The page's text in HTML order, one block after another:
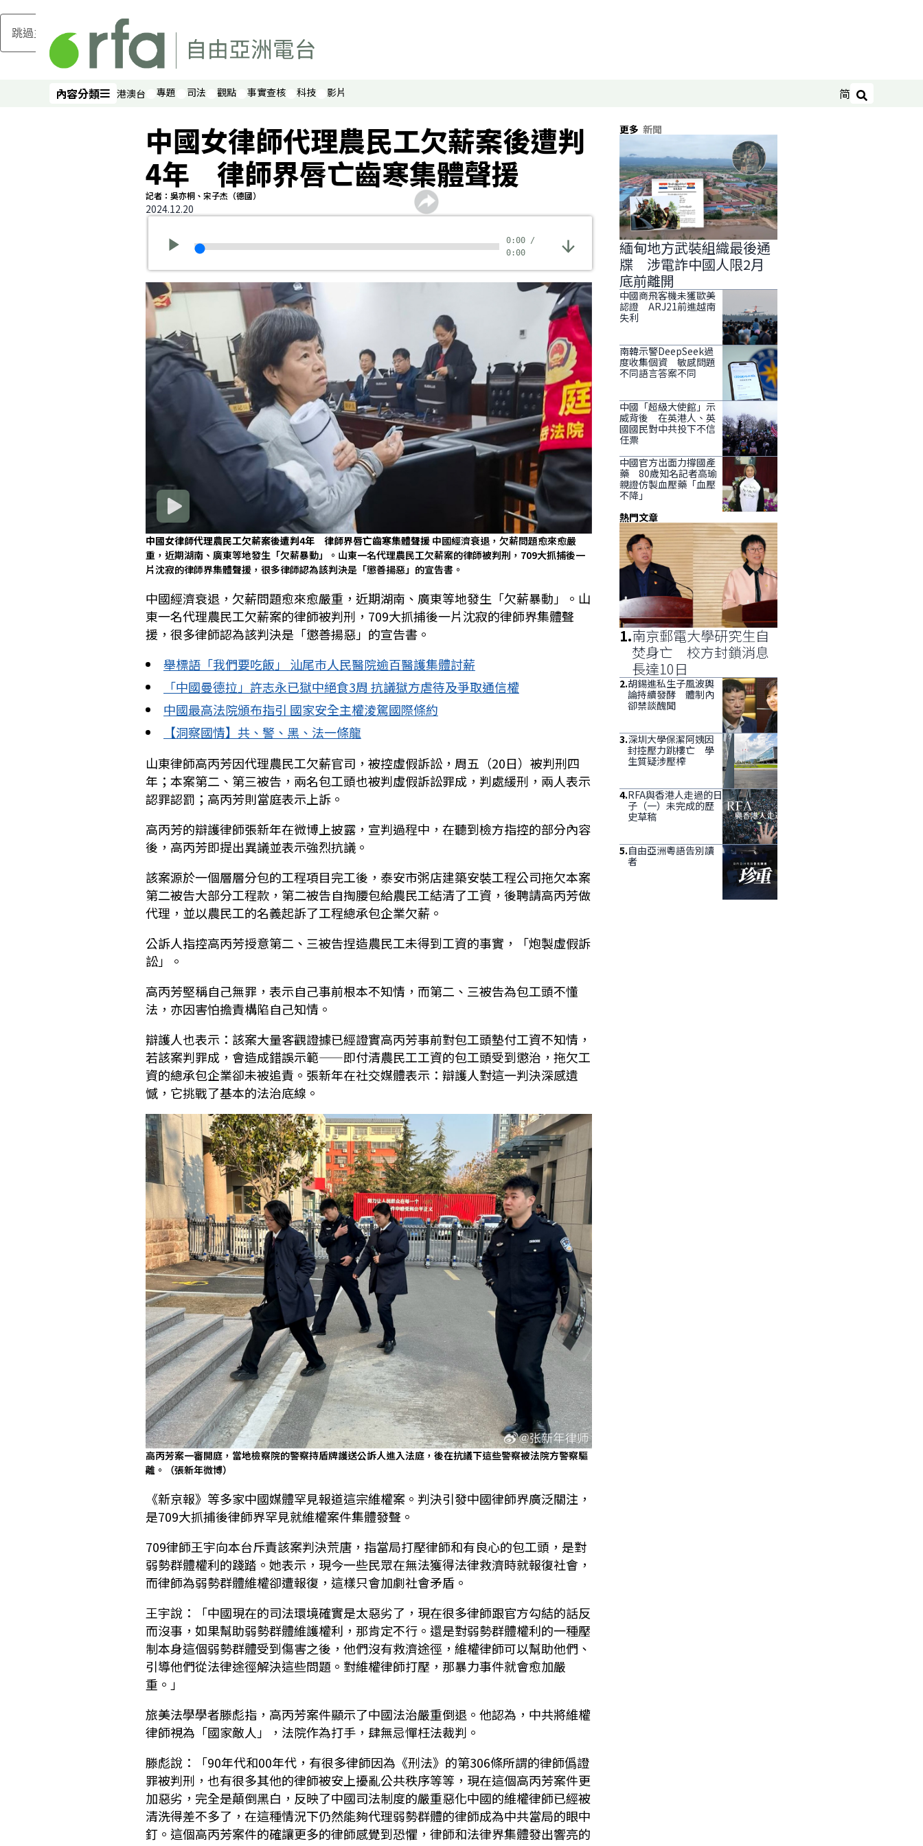
跳過主要內容
內容分類
內容分類 港澳台 專題 司法 觀點 事實查核 科技 影片 简 搜尋
中國女律師代理農民工欠薪案後遭判
4年 律師界唇亡齒寒集體聲援
記者：吳亦桐、宋子杰（德國）
2024.12.20
0:00 /
0:00
中國女律師代理農民工欠薪案後遭判4年 律師界唇亡齒寒集體聲援 中國經濟衰退，欠薪問題愈來愈嚴
重，近期湖南、廣東等地發生「欠薪暴動」。山東一名代理農民工欠薪案的律師被判刑，709大抓捕後一
片沈寂的律師界集體聲援，很多律師認為該判決是「懲善揚惡」的宣告書。
中國經濟衰退，欠薪問題愈來愈嚴重，近期湖南、廣東等地發生「欠薪暴動」。山
東一名代理農民工欠薪案的律師被判刑，709大抓捕後一片沈寂的律師界集體聲
援，很多律師認為該判決是「懲善揚惡」的宣告書。
舉標語「我們要吃飯」 汕尾巿人民醫院逾百醫護集體討薪
「中國曼德拉」許志永已獄中絕食3周 抗議獄方虐待及爭取通信權
中國最高法院頒布指引 國家安全主權淩駕國際條約
【洞察國情】共、警、黑、法一條龍
山東律師高丙芳因代理農民工欠薪官司，被控虛假訴訟，周五（20日）被判刑四
年；本案第二、第三被告，兩名包工頭也被判虛假訴訟罪成，判處緩刑，兩人表示
認罪認罰；高丙芳則當庭表示上訴。
高丙芳的辯護律師張新年在微博上披露，宣判過程中，在聽到檢方指控的部分內容
後，高丙芳即提出異議並表示強烈抗議。
該案源於一個層層分包的工程項目完工後，泰安市粥店建築安裝工程公司拖欠本案
第二被告大部分工程款，第二被告自掏腰包給農民工結清了工資，後聘請高丙芳做
代理，並以農民工的名義起訴了工程總承包企業欠薪。
公訴人指控高丙芳授意第二、三被告捏造農民工未得到工資的事實，「炮製虛假訴
訟」。
高丙芳堅稱自己無罪，表示自己事前根本不知情，而第二、三被告為包工頭不懂
法，亦因害怕擔責構陷自己知情。
辯護人也表示：該案大量客觀證據已經證實高丙芳事前對包工頭墊付工資不知情，
若該案判罪成，會造成錯誤示範——即付清農民工工資的包工頭受到懲治，拖欠工
資的總承包企業卻未被追責。張新年在社交媒體表示：辯護人對這一判決深感遺
憾，它挑戰了基本的法治底線。
高丙芳案一審開庭，當地檢察院的警察持盾牌護送公訴人進入法庭，後在抗議下這些警察被法院方警察驅
離。（張新年微博）
《新京報》等多家中國媒體罕見報道這宗維權案。判決引發中國律師界廣泛關注，
是709大抓捕後律師界罕見就維權案件集體發聲。
709律師王宇向本台斥責該案判決荒唐，指當局打壓律師和有良心的包工頭，是對
弱勢群體權利的踐踏。她表示，現今一些民眾在無法獲得法律救濟時就報復社會，
而律師為弱勢群體維權卻遭報復，這樣只會加劇社會矛盾。
王宇說：「中國現在的司法環境確實是太惡劣了，現在很多律師跟官方勾結的話反
而沒事，如果幫助弱勢群體維護權利，那肯定不行。還是對弱勢群體權利的一種壓
制本身這個弱勢群體受到傷害之後，他們沒有救濟途徑，維權律師可以幫助他們、
引導他們從法律途徑解決這些問題。對維權律師打壓，那暴力事件就會愈加嚴
重。」
旅美法學學者滕彪指，高丙芳案件顯示了中國法治嚴重倒退。他認為，中共將維權
律師視為「國家敵人」，法院作為打手，肆無忌憚枉法裁判。
滕彪說：「90年代和00年代，有很多律師因為《刑法》的第306條所謂的律師僞證
罪被判刑，也有很多其他的律師被安上擾亂公共秩序等等，現在這個高丙芳案件更
加惡劣，完全是顛倒黑白，反映了中國司法制度的嚴重惡化中國的維權律師已經被
清洗得差不多了，在這種情況下仍然能夠代理弱勢群體的律師成為中共當局的眼中
釘。這個高丙芳案件的確讓更多的律師感覺到恐懼，律師和法律界集體發出響亮的
更多 新聞
緬甸地方武裝組織最後通
牒 涉電詐中國人限2月
底前離開
中國商飛客機未獲歐美
認證 ARJ21前進越南
失利
南韓示警DeepSeek過
度收集個資 敏感問題
不同語言答案不同
中國「超級大使館」示
威背後 在英港人、英
國國民對中共投下不信
任票
中國官方出面力撐國產
藥 80歲知名記者高瑜
親證仿製血壓藥「血壓
不降」
熱門文章
1.南京郵電大學研究生自
焚身亡 校方封鎖消息
長達10日
2.胡錫進私生子風波輿
論持續發酵 體制內
卻禁談醜聞
3.深圳大學保潔阿姨因
封控壓力跳樓亡 學
生質疑涉壓榨
4.RFA與香港人走過的日
子（一）未完成的歷
史草稿
5.自由亞洲粵語告別讀
者